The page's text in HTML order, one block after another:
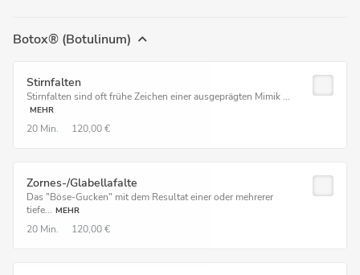
Botox® (Botulinum)
Stirnfalten
Stirnfalten sind oft frühe Zeichen einer ausgeprägten Mimik ...
MEHR
20 Min. 120,00 €
Zornes-/Glabellafalte
Das "Böse-Gucken" mit dem Resultat einer oder mehrerer
tiefe... MEHR
20 Min. 120,00 €